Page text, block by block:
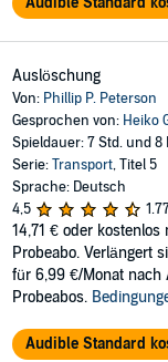
Auslöschung
Von: Phillip P. Peterson
Gesprochen von: Heiko
Spieldauer: 7 Std. und 8
Serie:Transport, Titel 5
Sprache: Deutsch
4,5
14,71 € oder kostenlos
Probeabo. Verlängert
für 6,99 €/Monat nach
Probeabos.
Audible Standard